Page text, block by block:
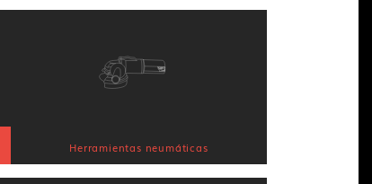
Herramientas neumáticas